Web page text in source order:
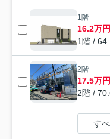
1階
16.2万円
1階 /
2階
17.5万円
2階 /
す